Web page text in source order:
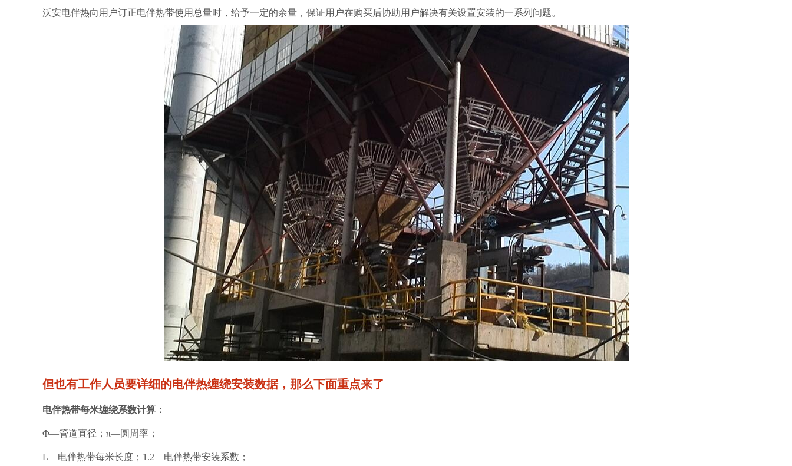
沃安电伴热向用户订正电伴热带使用总量时，给予一定的余量，保证用户在购买后协助用户解决有关设置安装的一系列问题。
但也有工作人员要详细的电伴热缠绕安装数据，那么下面重点来了
电伴热带每米缠绕系数计算：
Φ—管道直径；π—圆周率；
L—电伴热带每米长度；1.2—电伴热带安装系数；